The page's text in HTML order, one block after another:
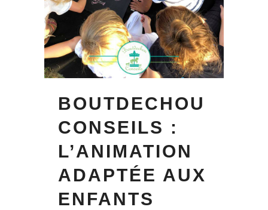
BOUTDECHOU
CONSEILS :
L’ANIMATION
ADAPTÉE AUX
ENFANTS